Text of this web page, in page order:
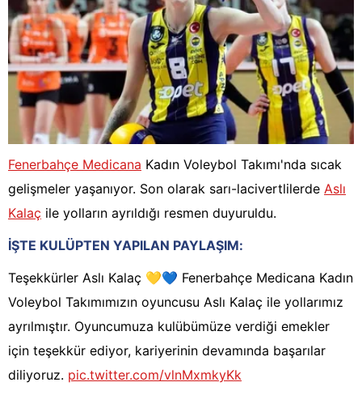
Fenerbahçe Medicana Kadın Voleybol Takımı'nda sıcak
gelişmeler yaşanıyor. Son olarak sarı-lacivertlilerde Aslı
Kalaç ile yolların ayrıldığı resmen duyuruldu.
İŞTE KULÜPTEN YAPILAN PAYLAŞIM:
Teşekkürler Aslı Kalaç 💛💙 Fenerbahçe Medicana Kadın
Voleybol Takımımızın oyuncusu Aslı Kalaç ile yollarımız
ayrılmıştır. Oyuncumuza kulübümüze verdiği emekler
için teşekkür ediyor, kariyerinin devamında başarılar
diliyoruz. pic.twitter.com/vlnMxmkyKk